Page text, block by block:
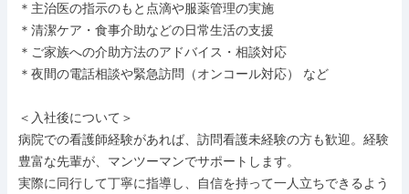
＊主治医の指示のもと点滴や服薬管理の実施
＊清潔ケア・食事介助などの日常生活の支援
＊ご家族への介助方法のアドバイス・相談対応
＊夜間の電話相談や緊急訪問（オンコール対応） など
＜入社後について＞
病院での看護師経験があれば、訪問看護未経験の方も歓迎。経験
豊富な先輩が、マンツーマンでサポートします。
実際に同行して丁寧に指導し、自信を持って一人立ちできるよう